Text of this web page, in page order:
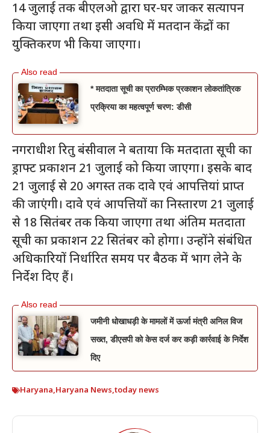
14 जुलाई तक बीएलओ द्वारा घर-घर जाकर सत्यापन
किया जाएगा तथा इसी अवधि में मतदान केंद्रों का
युक्तिकरण भी किया जाएगा।
* मतदाता सूची का प्रारम्भिक प्रकाशन लोकतांत्रिक
प्रक्रिया का महत्वपूर्ण चरण: डीसी
नगराधीश रितु बंसीवाल ने बताया कि मतदाता सूची का
ड्राफ्ट प्रकाशन 21 जुलाई को किया जाएगा। इसके बाद
21 जुलाई से 20 अगस्त तक दावे एवं आपत्तियां प्राप्त
की जाएंगी। दावे एवं आपत्तियों का निस्तारण 21 जुलाई
से 18 सितंबर तक किया जाएगा तथा अंतिम मतदाता
सूची का प्रकाशन 22 सितंबर को होगा। उन्होंने संबंधित
अधिकारियों निर्धारित समय पर बैठक में भाग लेने के
निर्देश दिए हैं।
जमीनी धोखाधड़ी के मामलों में ऊर्जा मंत्री अनिल विज
सख्त, डीएसपी को केस दर्ज कर कड़ी कार्रवाई के निर्देश
दिए
Haryana,Haryana News,today news